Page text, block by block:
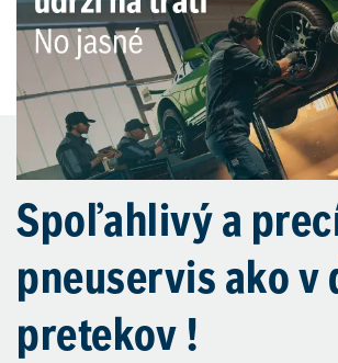
Spoľahlivý a
pneuservis ako v
pretekov !